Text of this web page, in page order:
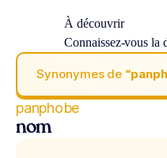
À découvrir
Connaissez-vous
Synonymes de
panphobe
nom